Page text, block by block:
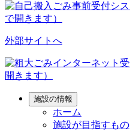
外部サイトへ
施設の情報
ホーム
施設が目指すもの